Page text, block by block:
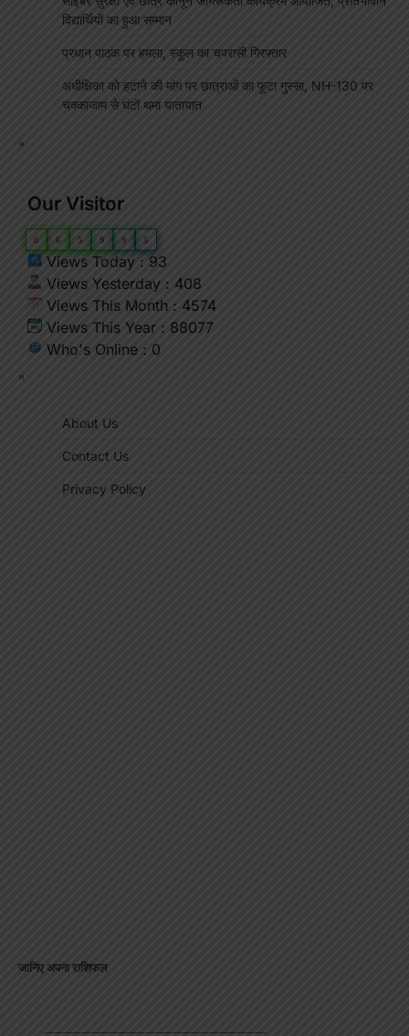
विद्यार्थियों का हुआ सम्मान
प्रधान पाठक पर हमला, स्कूल का चपरासी गिरफ्तार
अधीक्षिका को हटाने की मांग पर छात्राओं का फूटा गुस्सा, NH-130 पर
चक्काजाम से घंटों थमा यातायात
"
Our Visitor
0 6 5 9 9 5
Views Today : 93
Views Yesterday : 408
Views This Month : 4574
Views This Year : 88077
Who's Online : 0
"
About Us
Contact Us
Privacy Policy
जानिए अपना राशिफल